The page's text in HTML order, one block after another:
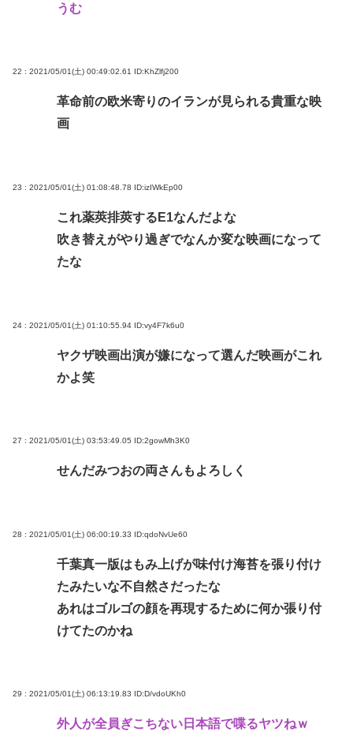
うむ
22 : 2021/05/01(土) 00:49:02.61 ID:KhZlfj200
革命前の欧米寄りのイランが見られる貴重な映
画
23 : 2021/05/01(土) 01:08:48.78 ID:izIWkEp00
これ薬莢排莢するE1なんだよな
吹き替えがやり過ぎでなんか変な映画になって
たな
24 : 2021/05/01(土) 01:10:55.94 ID:vy4F7k6u0
ヤクザ映画出演が嫌になって選んだ映画がこれ
かよ笑
27 : 2021/05/01(土) 03:53:49.05 ID:2gowMh3K0
せんだみつおの両さんもよろしく
28 : 2021/05/01(土) 06:00:19.33 ID:qdoNvUe60
千葉真一版はもみ上げが味付け海苔を張り付け
たみたいな不自然さだったな
あれはゴルゴの顔を再現するために何か張り付
けてたのかね
29 : 2021/05/01(土) 06:13:19.83 ID:D/vdoUKh0
外人が全員ぎこちない日本語で喋るヤツねｗ